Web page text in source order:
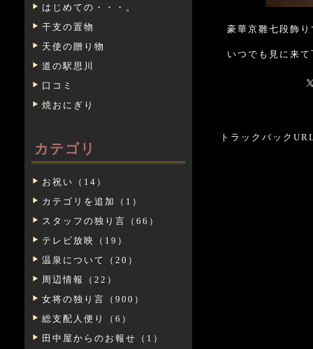
はじめての・・・。
干支の置物
天使の贈り物
道の駅思川
口コミ
焼おにぎり
カテゴリ
お祝い（14）
カテゴリを追加（1）
スタッフの独り言（66）
テレビ放映（19）
温泉について（20）
周辺情報（22）
女将の独り言（900）
総支配人便り（6）
田中屋からのお報せ（1）
豪華京雛七段飾
いつでも見に来
トラックバック